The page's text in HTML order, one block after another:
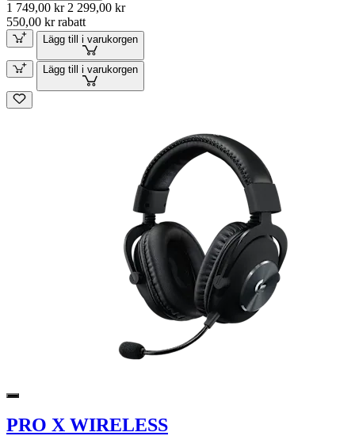
1 749,00 kr 2 299,00 kr
550,00 kr rabatt
Lägg till i varukorgen
Lägg till i varukorgen
PRO X WIRELESS